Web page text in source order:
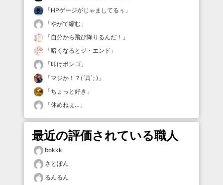
「HPゲージがじゃましてるぅ 」
「やがて縮む 」
「自分から飛び降りるんだ！ 」
「暗くなるとジ・エンド 」
「叩けボンゴ 」
「マジか！？(´Д`; ) 」
「ちょっと好き 」
「休めねぇ… 」
最近の評価されている職人
bokkk
さとぽん
るんるん